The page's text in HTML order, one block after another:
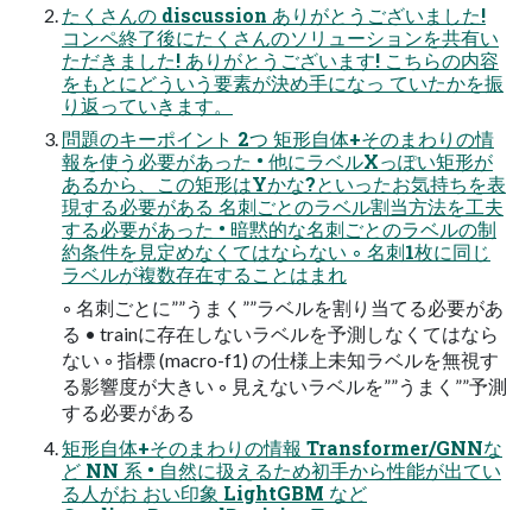
たくさんの discussion ありがとうございました!
コンペ終了後にたくさんのソリューションを共有い
ただきました! ありがとうございます! こちらの内容
をもとにどういう要素が決め手になっ ていたかを振
り返っていきます。
問題のキーポイント 2つ 矩形自体+そのまわりの情
報を使う必要があった • 他にラベルXっぽい矩形が
あるから、この矩形はYかな?といったお気持ちを表
現する必要がある 名刺ごとのラベル割当方法を工夫
する必要があった • 暗黙的な名刺ごとのラベルの制
約条件を見定めなくてはならない ◦ 名刺1枚に同じ
ラベルが複数存在することはまれ
◦ 名刺ごとに””うまく””ラベルを割り当てる必要があ
る • trainに存在しないラベルを予測しなくてはなら
ない ◦ 指標 (macro-f1) の仕様上未知ラベルを無視す
る影響度が大きい ◦ 見えないラベルを””うまく””予測
する必要がある
矩形自体+そのまわりの情報 Transformer/GNNな
ど NN 系 • 自然に扱えるため初手から性能が出てい
る人がお おい印象 LightGBM など